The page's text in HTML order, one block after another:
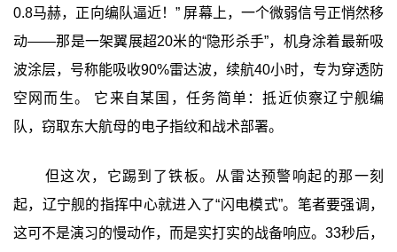
0.8马赫，正向编队逼近！” 屏幕上，一个微弱信号正悄然移
动——那是一架翼展超20米的“隐形杀手”，机身涂着最新吸
波涂层，号称能吸收90%雷达波，续航40小时，专为穿透防
空网而生。 它来自某国，任务简单：抵近侦察辽宁舰编
队，窃取东大航母的电子指纹和战术部署。
但这次，它踢到了铁板。从雷达预警响起的那一刻
起，辽宁舰的指挥中心就进入了“闪电模式”。笔者要强调，
这可不是演习的慢动作，而是实打实的战备响应。33秒后，